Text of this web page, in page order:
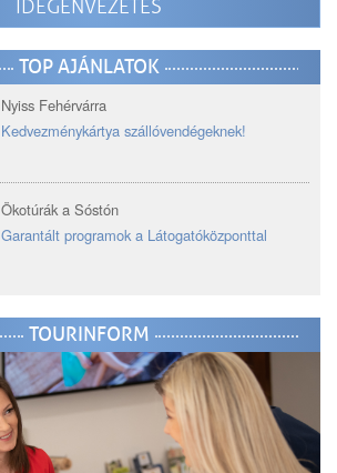
IDEGENVEZETÉS
TOP AJÁNLATOK
Nyiss Fehérvárra
Kedvezménykártya szállóvendégeknek!
Ökotúrák a Sóstón
Garantált programok a Látogatóközponttal
TOURINFORM